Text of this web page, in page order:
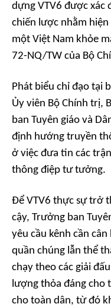
dựng VTV6 được xác
chiến lược nhằm
một Việt Nam khỏe
72-NQ/TW của Bộ
Phát biểu chỉ đạo tại
Ủy viên Bộ Chính trị,
ban Tuyên giáo và
định hướng truyền
ở việc đưa tin các
thông điệp tư tưởng.
Để VTV6 thực sự trở
cậy, Trưởng ban
yêu cầu kênh cần
quần chúng lẫn thể
chạy theo các giải
lượng thỏa đáng cho
cho toàn dân, từ đó